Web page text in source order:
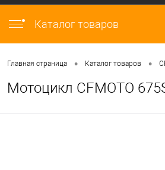
Каталог товаров
Главная страница • Каталог товаров •
Мотоцикл CFMOTO